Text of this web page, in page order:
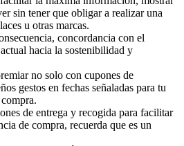
sin tener que obligar a realizar una
u otras marcas.
concordancia con el
hacia la sostenibilidad y
no solo con cupones de
gestos en fechas señaladas para tu
de entrega y recogida para facilitar
de compra, recuerda que es un